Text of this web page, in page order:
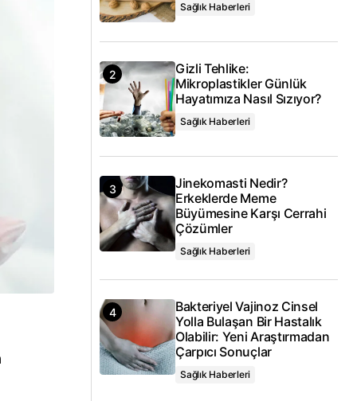
Sağlık Haberleri
Gizli Tehlike:
Mikroplastikler Günlük
Hayatımıza Nasıl Sızıyor?
Sağlık Haberleri
Jinekomasti Nedir?
Erkeklerde Meme
Büyümesine Karşı Cerrahi
Çözümler
Sağlık Haberleri
Bakteriyel Vajinoz Cinsel
Yolla Bulaşan Bir Hastalık
Olabilir: Yeni Araştırmadan
Çarpıcı Sonuçlar
Sağlık Haberleri